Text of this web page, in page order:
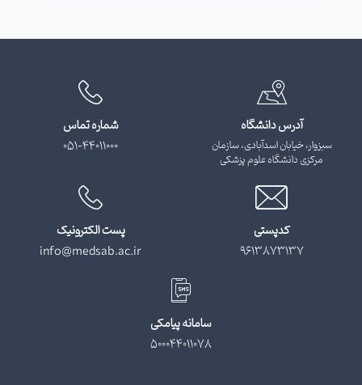
آدرس دانشگاه
سبزوار، خیابان اسدآبادی، سازمان
مرکزی دانشگاه علوم پزشکی
شماره تماس
051-44011000
کدپستی
9613873137
پست الکترونیک
info@medsab.ac.ir
سامانه پیامکی
500044011078